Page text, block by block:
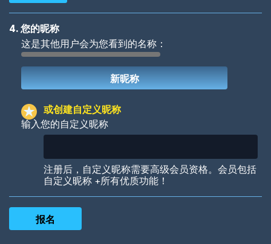
Woof Jungle Cats
4. 您的昵称
这是其他用户会为您看到的名称：
或创建自定义昵称
输入您的自定义昵称
注册后，自定义昵称需要高级会员资格。会员包括
自定义昵称 +所有优质功能！